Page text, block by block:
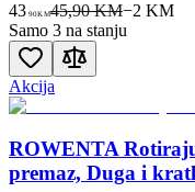
43 90KM45,90 KM−2 KM
Samo 3 na stanju
Akcija
ROWENTA
premaz, Duga i